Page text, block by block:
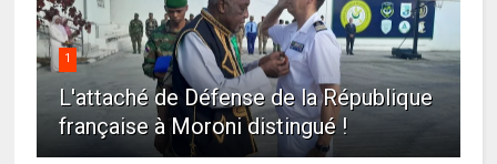
1
L'attaché de Défense de la République
française à Moroni distingué !